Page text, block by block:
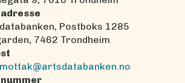
Postboks 1285
7462 Trondheim